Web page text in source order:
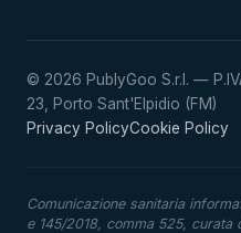
© 2026 PublyGoo S.r.l. —
23, Porto Sant'Elpidio (FM)
Privacy PolicyCookie Policy
Comunicazione sanitaria
e 145/2018, comma 525, curata